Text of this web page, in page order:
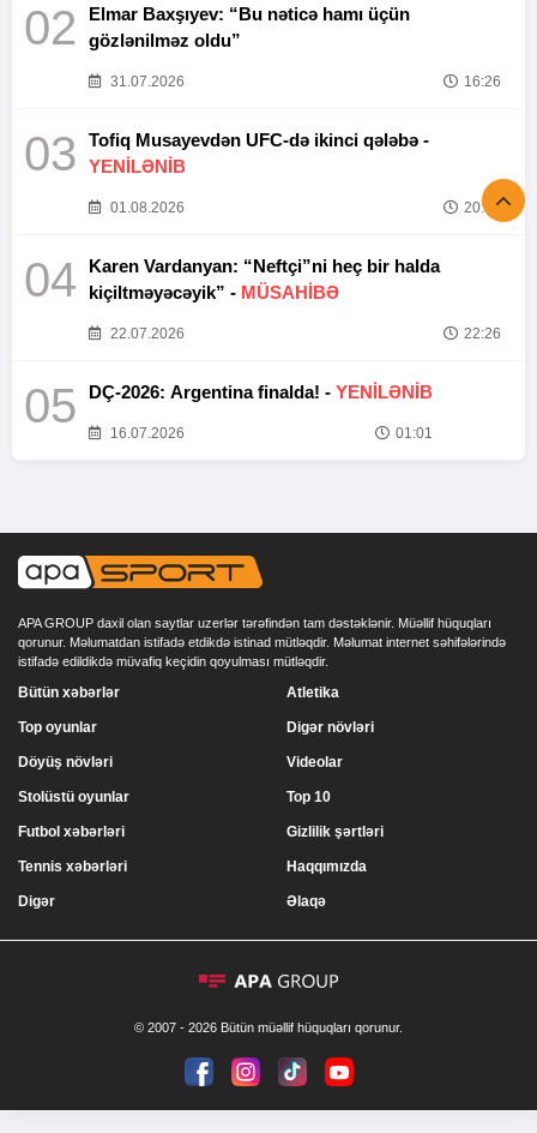
02
Elmar Baxşıyev: “Bu nəticə hamı üçün
gözlənilməz oldu”
31.07.2026 16:26
03
Tofiq Musayevdən UFC-də ikinci qələbə -
YENİLƏNİB
01.08.2026 20:52
04
Karen Vardanyan: “Neftçi”ni heç bir halda
kiçiltməyəcəyik” - MÜSAHİBƏ
22.07.2026 22:26
05 DÇ-2026: Argentina finalda! - YENİLƏNİB
16.07.2026 01:01
APA GROUP daxil olan saytlar uzerlər tərəfindən tam dəstəklənir. Müəllif hüquqları
qorunur. Məlumatdan istifadə etdikdə istinad mütləqdir. Məlumat internet səhifələrində
istifadə edildikdə müvafiq keçidin qoyulması mütləqdir.
Bütün xəbərlər
Top oyunlar
Döyüş növləri
Stolüstü oyunlar
Atletika
Digər növləri
Videolar
Top 10
Futbol xəbərləri
Tennis xəbərləri
Digər
Gizlilik şərtləri
Haqqımızda
Əlaqə
© 2007 - 2026 Bütün müəllif hüquqları qorunur.